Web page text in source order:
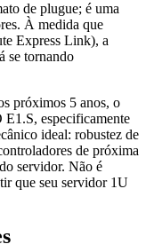
de plugue; é uma
À medida que
Express Link), a
se tornando
próximos 5 anos, o
especificamente
ideal: robustez de
de próxima
servidor. Não é
que seu servidor 1U